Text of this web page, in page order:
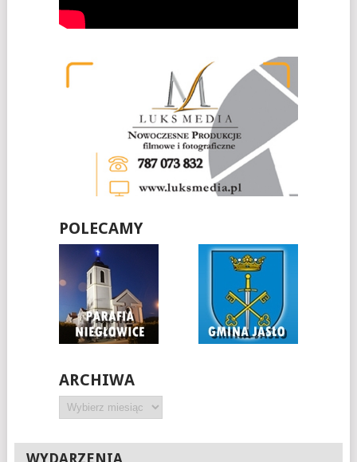
POLECAMY
ARCHIWA
Archiwa
WYDARZENIA